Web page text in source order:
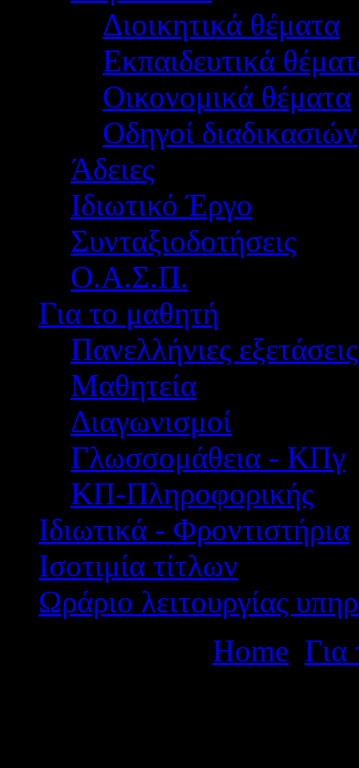
Διοικητικά θέματα
Εκπαιδευτικά
Οικονομικά θέματα
Οδηγοί διαδικασιών
Άδειες
Ιδιωτικό Έργο
Συνταξιοδοτήσεις
Ο.Α.Σ.Π.
Για το μαθητή
Πανελλήνιες εξετάσεις
Μαθητεία
Διαγωνισμοί
Γλωσσομάθεια - ΚΠγ
ΚΠ-Πληροφορικής
Ιδιωτικά - Φροντιστήρια
Ισοτιμία τίτλων
Ωράριο λειτουργίας
Home Για